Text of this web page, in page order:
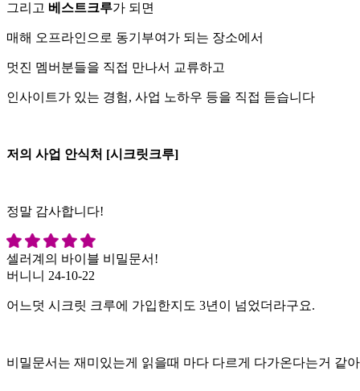
그리고 베스트크루가 되면
매해 오프라인으로 동기부여가 되는 장소에서
멋진 멤버분들을 직접 만나서 교류하고
인사이트가 있는 경험, 사업 노하우 등을 직접 듣습니다
저의 사업 안식처 [시크릿크루]
정말 감사합니다!
셀러계의 바이블 비밀문서!
버니니 24-10-22
어느덧 시크릿 크루에 가입한지도 3년이 넘었더라구요.
비밀문서는 재미있는게 읽을때 마다 다르게 다가온다는거 같